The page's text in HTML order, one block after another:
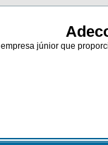
júnior que